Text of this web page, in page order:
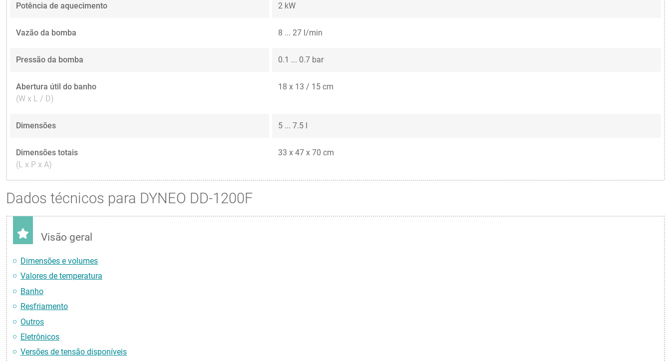
Potência de aquecimento 2 kW
Vazão da bomba 8 ... 27 l/min
Pressão da bomba 0.1 ... 0.7 bar
Abertura útil do banho
(W x L / D)
18 x 13 / 15 cm
Dimensões 5 ... 7.5 l
Dimensões totais
(L x P x A)
33 x 47 x 70 cm
Dados técnicos para DYNEO DD-1200F
Visão geral
Dimensões e volumes
Valores de temperatura
Banho
Resfriamento
Outros
Eletrônicos
Versões de tensão disponíveis